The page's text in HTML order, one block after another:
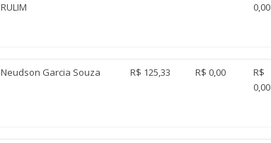
RULIM
0,00
Neudson Garcia Souza R$ 125,33 R$ 0,00
R$
0,00